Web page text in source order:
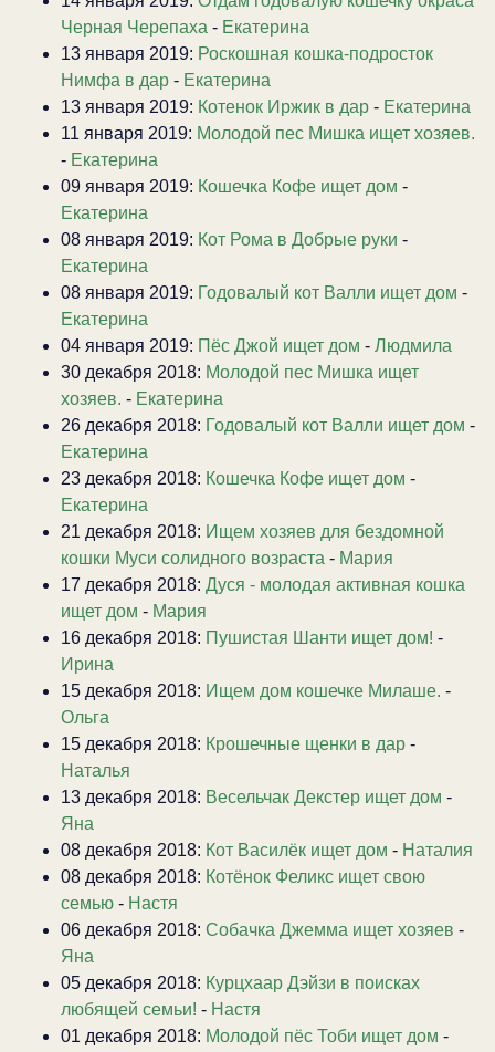
Черная Черепаха - Екатерина
13 января 2019: Роскошная кошка-подросток
Нимфа в дар - Екатерина
13 января 2019: Котенок Иржик в дар - Екатерина
11 января 2019: Молодой пес Мишка ищет хозяев.
- Екатерина
09 января 2019: Кошечка Кофе ищет дом -
Екатерина
08 января 2019: Кот Рома в Добрые руки -
Екатерина
08 января 2019: Годовалый кот Валли ищет дом -
Екатерина
04 января 2019: Пёс Джой ищет дом - Людмила
30 декабря 2018: Молодой пес Мишка ищет
хозяев. - Екатерина
26 декабря 2018: Годовалый кот Валли ищет дом -
Екатерина
23 декабря 2018: Кошечка Кофе ищет дом -
Екатерина
21 декабря 2018: Ищем хозяев для бездомной
кошки Муси солидного возраста - Мария
17 декабря 2018: Дуся - молодая активная кошка
ищет дом - Мария
16 декабря 2018: Пушистая Шанти ищет дом! -
Ирина
15 декабря 2018: Ищем дом кошечке Милаше. -
Ольга
15 декабря 2018: Крошечные щенки в дар -
Наталья
13 декабря 2018: Весельчак Декстер ищет дом -
Яна
08 декабря 2018: Кот Василёк ищет дом - Наталия
08 декабря 2018: Котёнок Феликс ищет свою
семью - Настя
06 декабря 2018: Собачка Джемма ищет хозяев -
Яна
05 декабря 2018: Курцхаар Дэйзи в поисках
любящей семьи! - Настя
01 декабря 2018: Молодой пёс Тоби ищет дом -